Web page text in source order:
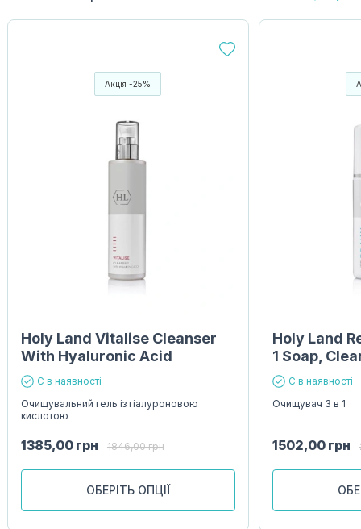
Акція -25%
Holy Land Vitalise Cleanser
With Hyaluronic Acid
Є в наявності
Очищувальний гель із гіалуроновою
кислотою
1385,00 грн 1846,00грн
ОБЕРІТЬ ОПЦІЇ
Holy Land
1 Soap,
Є в наявності
Очищувач 3 в 1
1502,00 грн